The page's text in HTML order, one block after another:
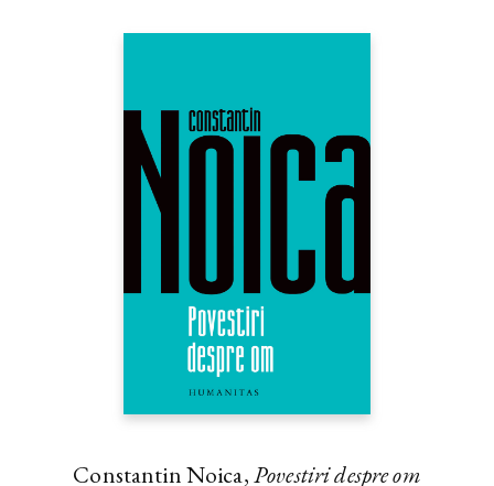
Constantin Noica,Povestiri despre om